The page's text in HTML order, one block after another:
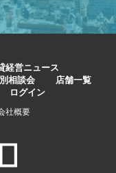
経営ニュース
相談会
店舗一覧
ログイン
社概要